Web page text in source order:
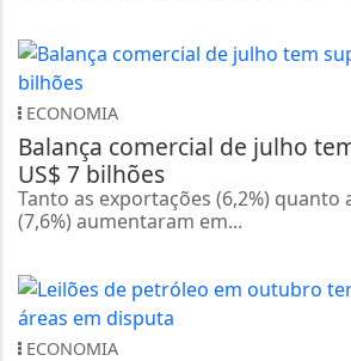
ECONOMIA
Balança comercial de julho
US$ 7 bilhões
Tanto as exportações (6,2%) quanto
(7,6%) aumentaram em...
ECONOMIA